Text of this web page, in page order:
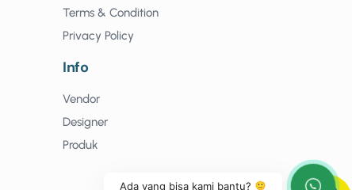
Terms & Condition
Privacy Policy
Info
Vendor
Designer
Produk
Ada yang bisa kami bantu?